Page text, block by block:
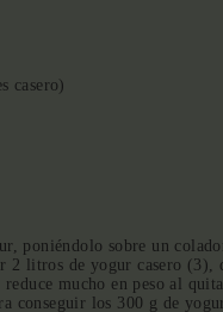
casero)
poniéndolo sobre un
2 litros de yogur casero (3),
mucho en peso al
conseguir los 300 g de